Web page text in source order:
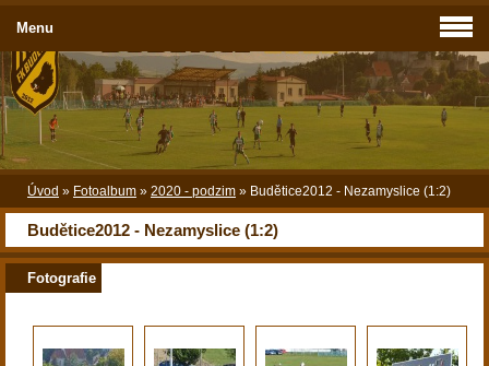
Úvod » Fotoalbum » 2020 - podzim » Budětice2012 - Nezamyslice (1:2)
Budětice2012 - Nezamyslice (1:2)
Fotografie
Menu